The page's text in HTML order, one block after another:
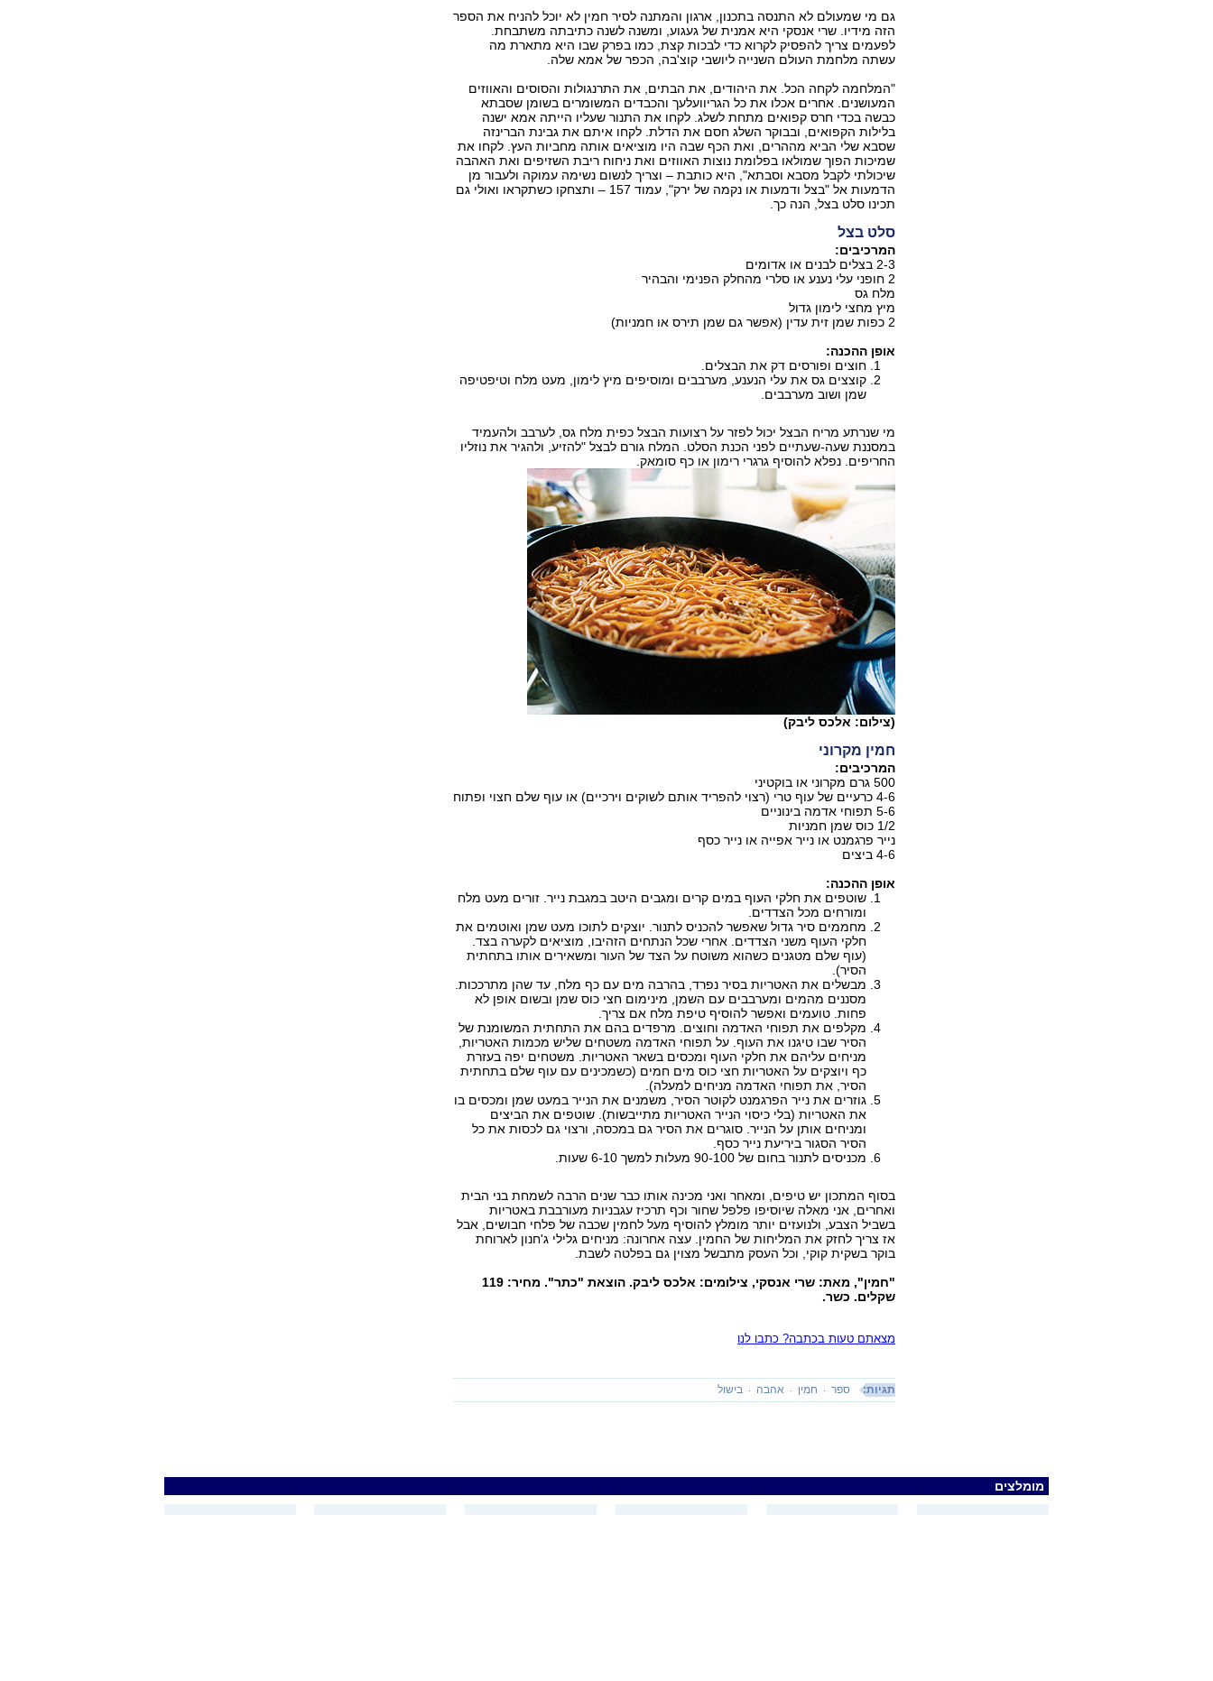
גם מי שמעולם לא התנסה בתכנון, ארגון והמתנה לסיר חמין לא יוכל להניח את הספר
הזה מידיו. שרי אנסקי היא אמנית של געגוע, ומשנה לשנה כתיבתה משתבחת.
לפעמים צריך להפסיק לקרוא כדי לבכות קצת, כמו בפרק שבו היא מתארת מה
עשתה מלחמת העולם השנייה ליושבי קוצ'בה, הכפר של אמא שלה.
"המלחמה לקחה הכל. את היהודים, את הבתים, את התרנגולות והסוסים והאווזים
המעושנים. אחרים אכלו את כל הגריוועלעך והכבדים המשומרים בשומן שסבתא
כבשה בכדי חרס קפואים מתחת לשלג. לקחו את התנור שעליו הייתה אמא ישנה
בלילות הקפואים, ובבוקר השלג חסם את הדלת. לקחו איתם את גבינת הברינזה
שסבא שלי הביא מההרים, ואת הכף שבה היו מוציאים אותה מחביות העץ. לקחו את
שמיכות הפוך שמולאו בפלומת נוצות האווזים ואת ניחוח ריבת השזיפים ואת האהבה
שיכולתי לקבל מסבא וסבתא", היא כותבת – וצריך לנשום נשימה עמוקה ולעבור מן
הדמעות אל "בצל ודמעות או נקמה של ירק", עמוד 157 – ותצחקו כשתקראו ואולי גם
תכינו סלט בצל, הנה כך.
סלט בצל
המרכיבים:
2-3 בצלים לבנים או אדומים
2 חופני עלי נענע או סלרי מהחלק הפנימי והבהיר
מלח גס
מיץ מחצי לימון גדול
2 כפות שמן זית עדין (אפשר גם שמן תירס או חמניות)
אופן ההכנה:
חוצים ופורסים דק את הבצלים.
קוצצים גס את עלי הנענע, מערבבים ומוסיפים מיץ לימון, מעט מלח וטיפטיפה
שמן ושוב מערבבים.
מי שנרתע מריח הבצל יכול לפזר על רצועות הבצל כפית מלח גס, לערבב ולהעמיד
במסננת שעה-שעתיים לפני הכנת הסלט. המלח גורם לבצל "להזיע, ולהגיר את נוזליו
החריפים. נפלא להוסיף גרגרי רימון או כף סומאק.
(צילום: אלכס ליבק)
חמין מקרוני
המרכיבים:
500 גרם מקרוני או בוקטיני
4-6 כרעיים של עוף טרי (רצוי להפריד אותם לשוקים וירכיים) או עוף שלם חצוי ופתוח
5-6 תפוחי אדמה בינוניים
1/2 כוס שמן חמניות
נייר פרגמנט או נייר אפייה או נייר כסף
4-6 ביצים
אופן ההכנה:
שוטפים את חלקי העוף במים קרים ומגבים היטב במגבת נייר. זורים מעט מלח
ומורחים מכל הצדדים.
מחממים סיר גדול שאפשר להכניס לתנור. יוצקים לתוכו מעט שמן ואוטמים את
חלקי העוף משני הצדדים. אחרי שכל הנתחים הזהיבו, מוציאים לקערה בצד.
(עוף שלם מטגנים כשהוא משוטח על הצד של העור ומשאירים אותו בתחתית
הסיר).
מבשלים את האטריות בסיר נפרד, בהרבה מים עם כף מלח, עד שהן מתרככות.
מסננים מהמים ומערבבים עם השמן, מינימום חצי כוס שמן ובשום אופן לא
פחות. טועמים ואפשר להוסיף טיפת מלח אם צריך.
מקלפים את תפוחי האדמה וחוצים. מרפדים בהם את התחתית המשומנת של
הסיר שבו טיגנו את העוף. על תפוחי האדמה משטחים שליש מכמות האטריות,
מניחים עליהם את חלקי העוף ומכסים בשאר האטריות. משטחים יפה בעזרת
כף ויוצקים על האטריות חצי כוס מים חמים (כשמכינים עם עוף שלם בתחתית
הסיר, את תפוחי האדמה מניחים למעלה).
גוזרים את נייר הפרגמנט לקוטר הסיר, משמנים את הנייר במעט שמן ומכסים בו
את האטריות (בלי כיסוי הנייר האטריות מתייבשות). שוטפים את הביצים
ומניחים אותן על הנייר. סוגרים את הסיר גם במכסה, ורצוי גם לכסות את כל
הסיר הסגור ביריעת נייר כסף.
מכניסים לתנור בחום של 90-100 מעלות למשך 6-10 שעות.
בסוף המתכון יש טיפים, ומאחר ואני מכינה אותו כבר שנים הרבה לשמחת בני הבית
ואחרים, אני מאלה שיוסיפו פלפל שחור וכף תרכיז עגבניות מעורבבת באטריות
בשביל הצבע, ולנועזים יותר מומלץ להוסיף מעל לחמין שכבה של פלחי חבושים, אבל
אז צריך לחזק את המליחות של החמין. עצה אחרונה: מניחים גלילי ג'חנון לארוחת
בוקר בשקית קוקי, וכל העסק מתבשל מצוין גם בפלטה לשבת.
"חמין", מאת: שרי אנסקי, צילומים: אלכס ליבק. הוצאת "כתר". מחיר: 119
שקלים. כשר.
מצאתם טעות בכתבה? כתבו לנו
תגיות: ספר חמין אהבה בישול
מומלצים